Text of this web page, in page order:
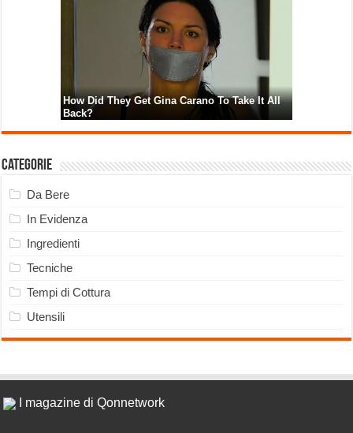
Categorie
Da Bere
In Evidenza
Ingredienti
Tecniche
Tempi di Cottura
Utensili
I magazine di Qonnetwork